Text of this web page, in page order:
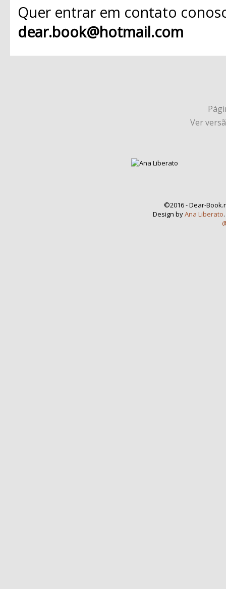
Quer entrar em contato
dear.book@hotmail.com
Ver
©2016 - Dear-
Design byAna Liberato